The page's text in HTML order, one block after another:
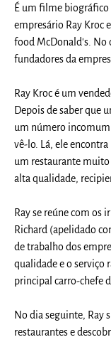
É um filme biográfico
empresário Ray Kroc
food McDonald's. No
fundadores da
Ray Kroc é um
Depois de saber que
um número incomum
vê-lo. Lá, ele
um restaurante
alta qualidade,
Ray se reúne com os
Richard (apelidado
de trabalho dos
qualidade e o serviço
principal carro-chefe
No dia seguinte, Ray
restaurantes e